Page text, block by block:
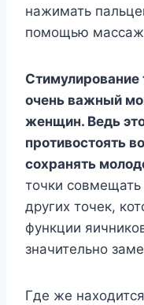
нажимать
помощью
Стимулирование
очень важный
женщин. Ведь
противостоять
сохранять
точки
других точек,
функции
значительно
Где же